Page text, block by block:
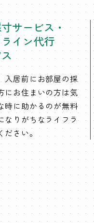
サービス・
イン代行
入居前にお部屋の採
にお住まいの方は気
時に助かるのが無料
なりがちなライフラ
さい。